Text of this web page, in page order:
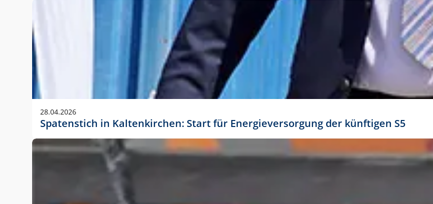
28.04.2026
Spatenstich in Kaltenkirchen: Start für Energieversorgung der künftigen S5